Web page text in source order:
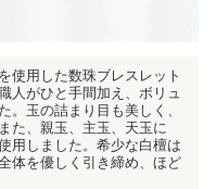
使用した数珠ブレスレット
人がひと手間加え、ボリュ
。玉の詰まり目も美しく、
た、親玉、主玉、天玉に
用しました。希少な白檀は
体を優しく引き締め、ほど